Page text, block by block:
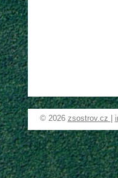
© 2026 zsostrov.cz